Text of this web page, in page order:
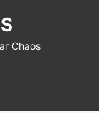
Chaos